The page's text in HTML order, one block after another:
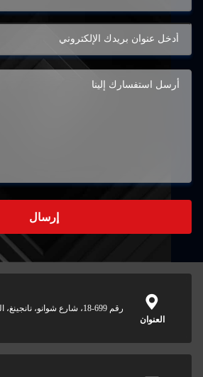
إرسال
العنوان
رقم 699-18، شارع شوانو، نانجينغ، الصين